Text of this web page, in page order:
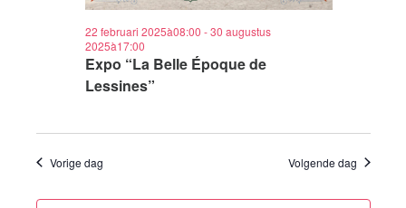
Expo “La Belle Époque de
Lessines”
22 februari 2025à08:00 -30 augustus
2025à17:00
Vorige dag Volgende dag